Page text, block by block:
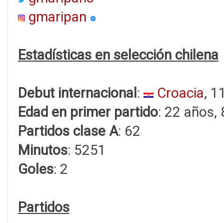
gmaripan
Estadísticas en selección chilena
Debut internacional : Croacia,
Edad en primer partido: 22 años,
Partidos clase A: 62
Minutos: 5251
Goles: 2
Partidos